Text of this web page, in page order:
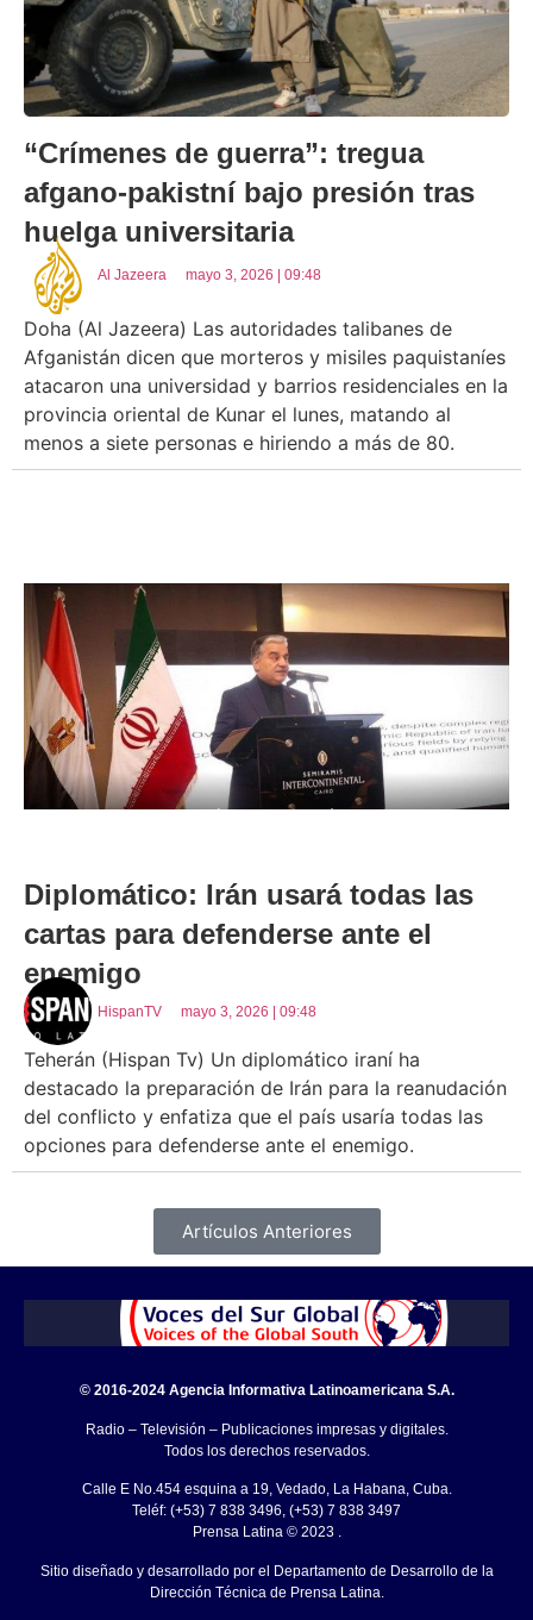
“Crímenes de guerra”: tregua
afgano-pakistní bajo presión tras
huelga universitaria
Al Jazeera mayo 3, 2026 | 09:48
Doha (Al Jazeera) Las autoridades talibanes de
Afganistán dicen que morteros y misiles paquistaníes
atacaron una universidad y barrios residenciales en la
provincia oriental de Kunar el lunes, matando al
menos a siete personas e hiriendo a más de 80.
Diplomático: Irán usará todas las
cartas para defenderse ante el
enemigo
HispanTV mayo 3, 2026 | 09:48
Teherán (Hispan Tv) Un diplomático iraní ha
destacado la preparación de Irán para la reanudación
del conflicto y enfatiza que el país usaría todas las
opciones para defenderse ante el enemigo.
Artículos Anteriores
© 2016-2024 Agencia Informativa Latinoamericana S.A.
Radio – Televisión – Publicaciones impresas y digitales.
Todos los derechos reservados.
Calle E No.454 esquina a 19, Vedado, La Habana, Cuba.
Teléf: (+53) 7 838 3496, (+53) 7 838 3497
Prensa Latina © 2023 .
Sitio diseñado y desarrollado por el Departamento de Desarrollo de la
Dirección Técnica de Prensa Latina.